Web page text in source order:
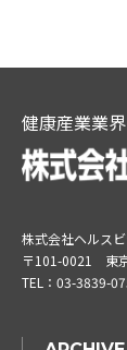
健康産業業
株式会社ヘルス
〒101-0021 東
TEL： 03-3839-